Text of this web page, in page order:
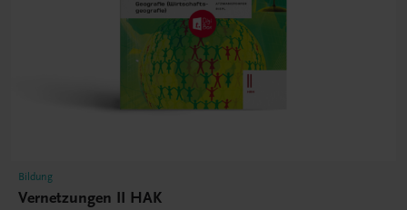
Bildung
Vernetzungen II HAK